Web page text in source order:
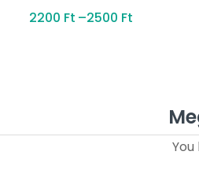
2200 Ft –2500 Ft